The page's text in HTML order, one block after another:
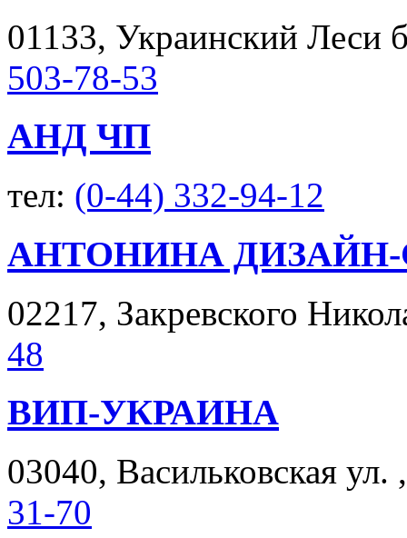
01133, Украинский Леси
503-78-53
АНД ЧП
тел: (0-44) 332-94-12
АНТОНИНА
02217, Закревского
48
ВИП-УКРАИНА
03040, Васильковская
31-70